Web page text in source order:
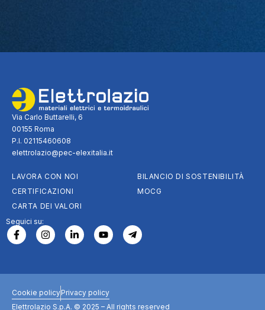
Via Carlo Buttarelli, 6
00155 Roma
P.I. 02115460608
elettrolazio@pec-elexitalia.it
LAVORA CON NOI
CERTIFICAZIONI
CARTA DEI VALORI
BILANCIO DI SOSTENIBILITÀ
MOCG
Seguici su:
Cookie policyPrivacy policy
Elettrolazio S.p.A. © 2025 – All rights reserved